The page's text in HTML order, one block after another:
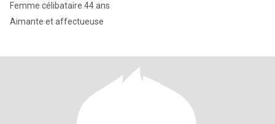
Femme célibataire 44 ans
Aimante et affectueuse